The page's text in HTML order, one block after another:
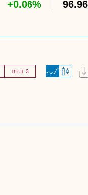
96.96
+0.06%
3 דקות